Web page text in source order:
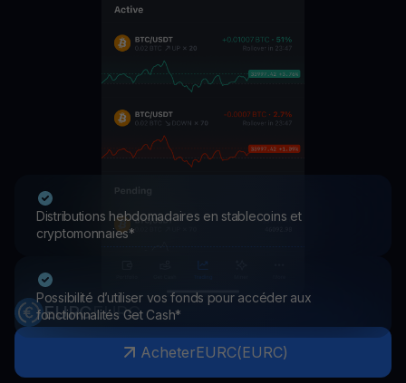
Distributions hebdomadaires en stablecoins et
cryptomonnaies*
Possibilité d’utiliser vos fonds pour accéder aux
fonctionnalités Get Cash*
EURCEURC
AcheterEURC(EURC)